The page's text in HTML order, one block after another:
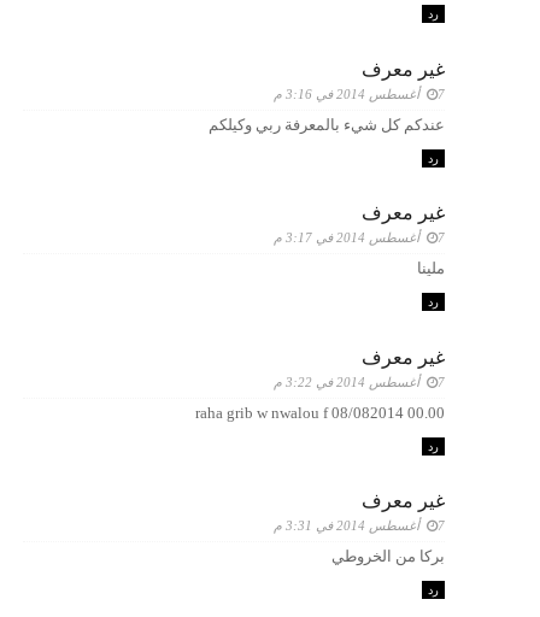
رد
غير معرف
7 أغسطس 2014 في 3:16 م
عندكم كل شيء بالمعرفة ربي وكيلكم
رد
غير معرف
7 أغسطس 2014 في 3:17 م
ملينا
رد
غير معرف
7 أغسطس 2014 في 3:22 م
00.00 raha grib w nwalou f 08/082014
رد
غير معرف
7 أغسطس 2014 في 3:31 م
بركا من الخروطي
رد